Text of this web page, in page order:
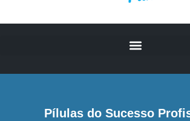
Pílulas do Sucesso